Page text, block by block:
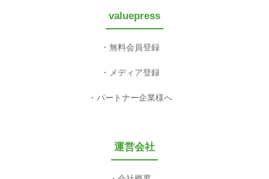
valuepress
無料会員登録
メディア登録
パートナー企業様へ
運営会社